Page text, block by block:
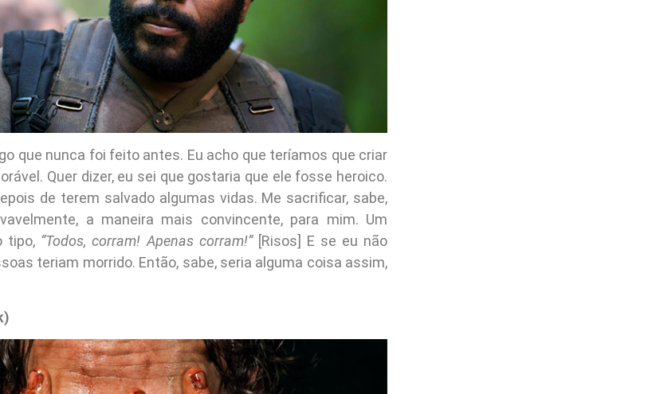
que nunca foi feito antes. Eu acho que teríamos que criar
Quer dizer, eu sei que gostaria que ele fosse heroico.
de terem salvado algumas vidas. Me sacrificar, sabe,
a maneira mais convincente, para mim. Um
tipo, “Todos, corram! Apenas corram!”[Risos] E se eu não
teriam morrido. Então, sabe, seria alguma coisa assim,